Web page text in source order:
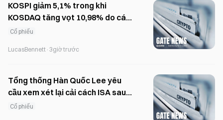
KOSPI giảm 5,1% trong khi
KOSDAQ tăng vọt 10,98% do các
chính sách thương mại của Trump
Cổ phiếu
LucasBennett · 3giờ trước
Tổng thống Hàn Quốc Lee yêu
cầu xem xét lại cải cách ISA sau
làn sóng phản đối dữ dội từ các
Cổ phiếu